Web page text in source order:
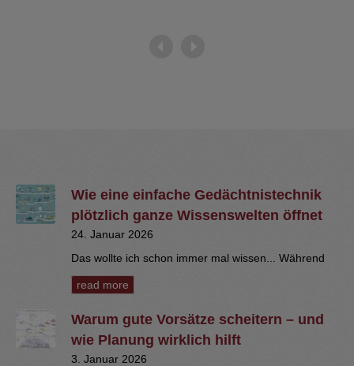
Wie eine einfache Gedächtnistechnik
plötzlich ganze Wissenswelten öffnet
24. Januar 2026
Das wollte ich schon immer mal wissen... Während
read more
Warum gute Vorsätze scheitern – und
wie Planung wirklich hilft
3. Januar 2026